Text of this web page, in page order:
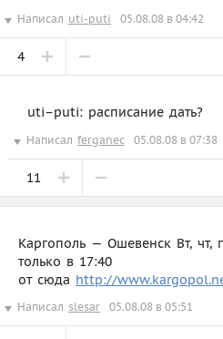
Написал uti-puti 05.08.08 в 04:42
4
uti–puti: расписание дать?
Написал ferganec 05.08.08 в 07:38
11
Каргополь — Ошевенск Вт, чт,
только в 17:40
от сюда http://
Написал slesar 05.08.08 в 05:51